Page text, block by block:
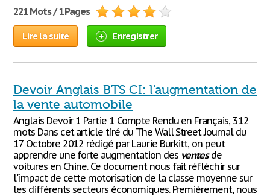
221 Mots / 1 Pages
Lire la suite Enregistrer
Devoir Anglais BTS CI: l'augmentation de
la vente automobile
Anglais Devoir 1 Partie 1 Compte Rendu en Français, 312
mots Dans cet article tiré du The Wall Street Journal du
17 Octobre 2012 rédigé par Laurie Burkitt, on peut
apprendre une forte augmentation des ventesde
voitures en Chine. Ce document nous fait réfléchir sur
l'impact de cette motorisation de la classe moyenne sur
les différents secteurs économiques. Premièrement, nous